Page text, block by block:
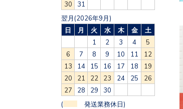
30
31
翌月(2026年9月)
日
月 火 水 木 金
土
1
2 3 4
5
6
7 8 9 10 11
12
13
14 15 16 17 18
19
20
21 22 23 24 25
26
27
28 29 30
( 発送業務休日)